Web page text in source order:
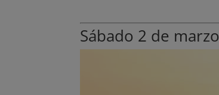
Sábado 2 de marzo